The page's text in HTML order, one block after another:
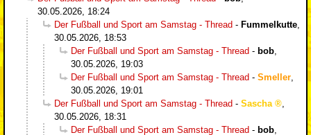
30.05.2026, 18:24
Der Fußball und Sport am Samstag - Thread - Fummelkutte
30.05.2026, 18:53
Der Fußball und Sport am Samstag - Thread - bob
30.05.2026, 19:03
Der Fußball und Sport am Samstag - Thread - Smeller
30.05.2026, 19:01
Der Fußball und Sport am Samstag - Thread - Sascha
30.05.2026, 18:31
Der Fußball und Sport am Samstag - Thread - bob